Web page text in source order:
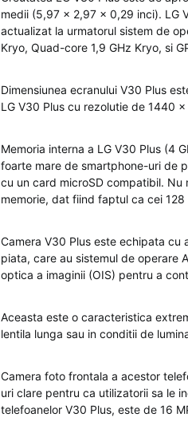
medii (5,97 x 2,97 x 0,29 inci). LG
actualizat la urmatorul sistem de
Kryo, Quad-core 1,9 GHz Kryo, si
Dimensiunea ecranului V30 Plus
LG V30 Plus cu rezolutie de 1440
Memoria interna a LG V30 Plus (4
foarte mare de smartphone-uri de
cu un card microSD compatibil.
memorie, dat fiind faptul ca cei
Camera V30 Plus este echipata
piata, care au sistemul de operare
optica a imaginii (OIS) pentru a
Aceasta este o caracteristica
lentila lunga sau in conditii de
Camera foto frontala a acestor
uri clare pentru ca utilizatorii sa le
telefoanelor V30 Plus, este de 16